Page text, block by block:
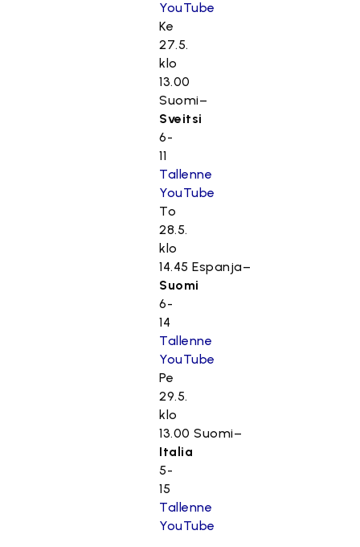
YouTube
Ke
27.5.
klo
13.00
Suomi–
Sveitsi
6-
11
Tallenne
YouTube
To
28.5.
klo
14.45 Espanja–
Suomi
6-
14
Tallenne
YouTube
Pe
29.5.
klo
13.00 Suomi–
Italia
5-
15
Tallenne
YouTube